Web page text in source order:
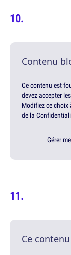
Contenu
Ce contenu est
devez accepter
Modifiez ce choix
de la
Gérer
Ce